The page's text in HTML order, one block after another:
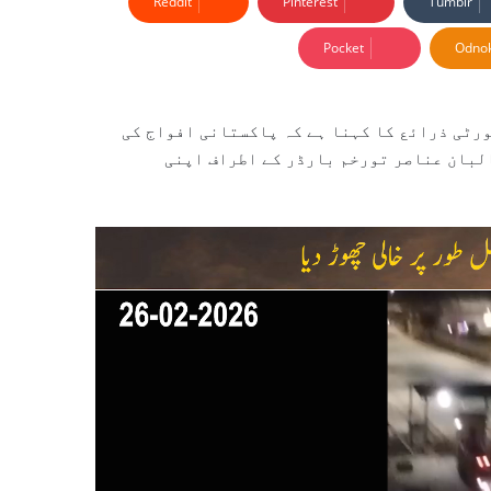
Pocket
ذرائع کا کہنا ہے کہ پاکستانی افواج کی
عناصر تورخم بارڈر کے اطراف اپنی